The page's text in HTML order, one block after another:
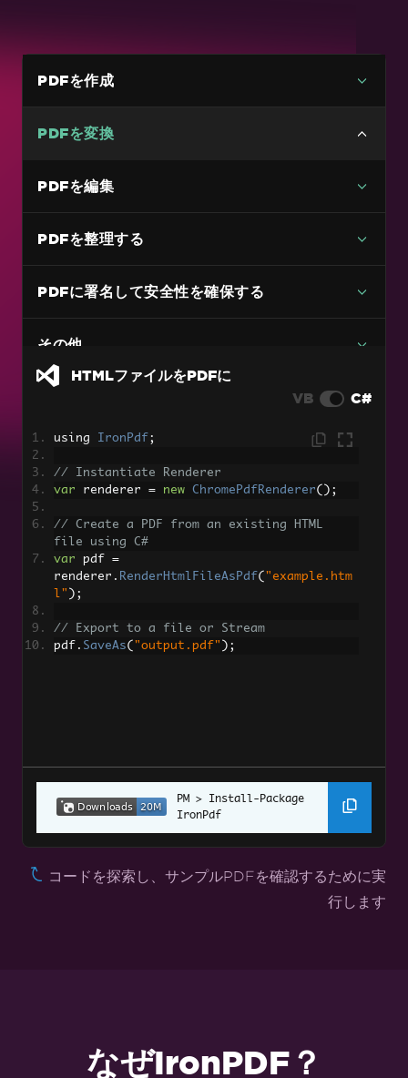
PDFを作成
PDFを変換
多用途なPDF変換
HTML文字列をPDFに
URL を PDF に変換
C# PDFから画像へのコード例（画質を落とさな
マルチページサポート付きTIFFをPDFに変換
動的ウェブページをPDFへ
XAML を PDF に（MAUI）
RazorをPDFに（Blazor Server）
ASPX ページを PDF に変換する設定
Angular.JSをPDFに
カスタム余白の設定
PDFを編集
PDFを整理する
PDFに署名して安全性を確保する
その他
HTMLファイルをPDFに
VB
C#
using IronPdf ;
// Instantiate Renderer
var renderer = new ChromePdfRenderer();
// Create a PDF from an existing HTML
file using C#
var pdf =
renderer . RenderHtmlFileAsPdf( "example.htm
l" );
// Export to a file or Stream
pdf . SaveAs( "output.pdf" );
Install-Package
IronPdf
コードを探索し、サンプルPDFを確認するために実
行します
なぜIronPDF？